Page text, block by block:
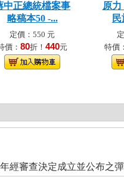
中正總統檔案事
略稿本50 -...
定價：550 元
價： 80折！ 440元
原
特價：
經審查決定成立並公布之